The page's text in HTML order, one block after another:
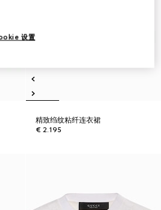
精致绉纹粘纤连衣裙
€ 2.195
设置